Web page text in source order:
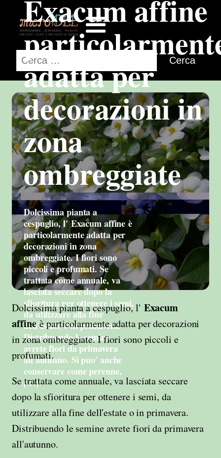
Ricerca
per:
Exacum affine
adatta per
decorazioni in
zona
ombreggiate
Dolcissima pianta a
cespuglio, l' Exacum affine è
particolarmente adatta per
decorazioni in zona
ombreggiate. I fiori sono
piccoli e profumati. Se
trattata come annuale, va
lasciata seccare dopo la
sfioritura per ottenere i semi,
da utilizzare alla fine
dell'estate o in primavera.
Distribuendo le semine
avrete fiori da primavera
all'autunno. Si puo' anche
conservare come perenne,
[…]
Dolcissima pianta a cespuglio, l' Exacum
affineè particolarmente adatta per decorazioni
in zona ombreggiate. I fiori sono piccoli e
profumati.
Se trattata come annuale, va lasciata seccare
dopo la sfioritura per ottenere i semi, da
utilizzare alla fine dell'estate o in primavera.
Distribuendo le semine avrete fiori da primavera
all'autunno.